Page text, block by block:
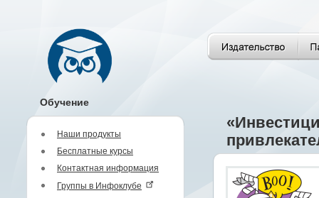
Обучение
Наши продукты
Бесплатные курсы
Контактная информация
Группы в Инфоклубе